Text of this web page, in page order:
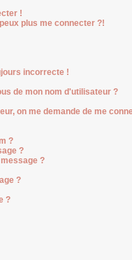
!
plus me connecter ?!
incorrecte !
de mon nom d'utilisateur ?
on me demande de me
?
?
?
?
?